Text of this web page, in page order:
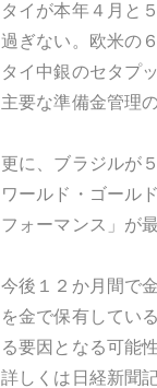
タイが本年４月と
過ぎない。欧米の
タイ中銀のセタプ
主要な準備金管理
更に、ブラジルが
ワールド・ゴール
フォーマンス」が
今後１２か月間で
を金で保有してい
る要因となる可能
詳しくは日経新聞